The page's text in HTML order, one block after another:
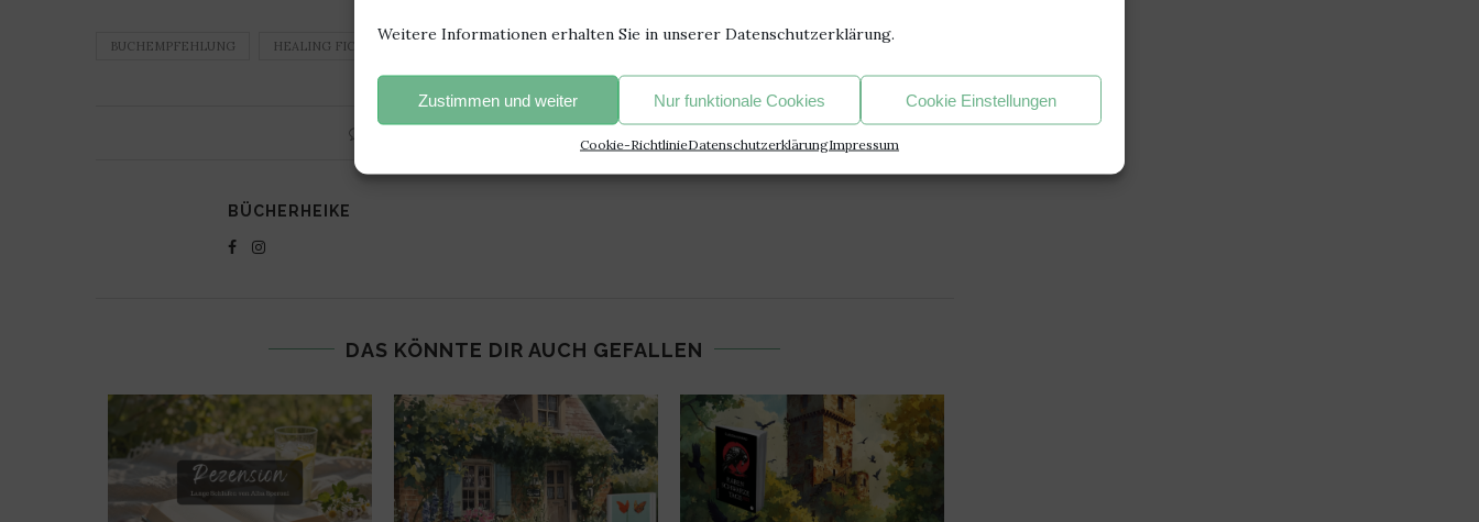
Weitere Informationen erhalten Sie in unserer Datenschutzerklärung.
Zustimmen und weiter Nur funktionale Cookies Cookie Einstellungen
Cookie-RichtlinieDatenschutzerklärungImpressum
BUCHEMPFEHLUNG HEALING FICTION
BÜCHERHEIKE
DAS KÖNNTE DIR AUCH GEFALLEN